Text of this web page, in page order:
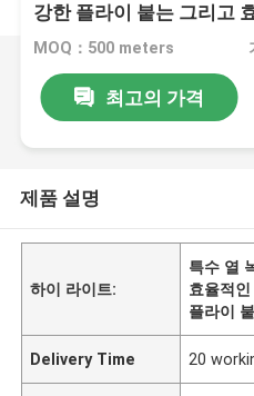
강한 플라이 붙는 그리고
MOQ：500 meters
최고의 가격
제품 설명
하이 라이트:
특수 열
효율적
플라이
Delivery Time 20